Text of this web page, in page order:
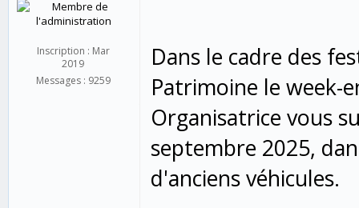
Inscription : Mar
2019
Messages : 9259
Dans le cadre des
Patrimoine le week-
Organisatrice vous
septembre 2025,
d'anciens véhicules.